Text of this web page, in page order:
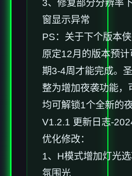
3、修复部分分辨率
窗显示异常
PS：关于下个版本侠
原定12月的版本预
期3-4周才能完成。
整为增加夜袭功能，
均可解锁1个全新的
V1.2.1 更新日志-
优化修改：
1、H模式增加灯光
氛围光